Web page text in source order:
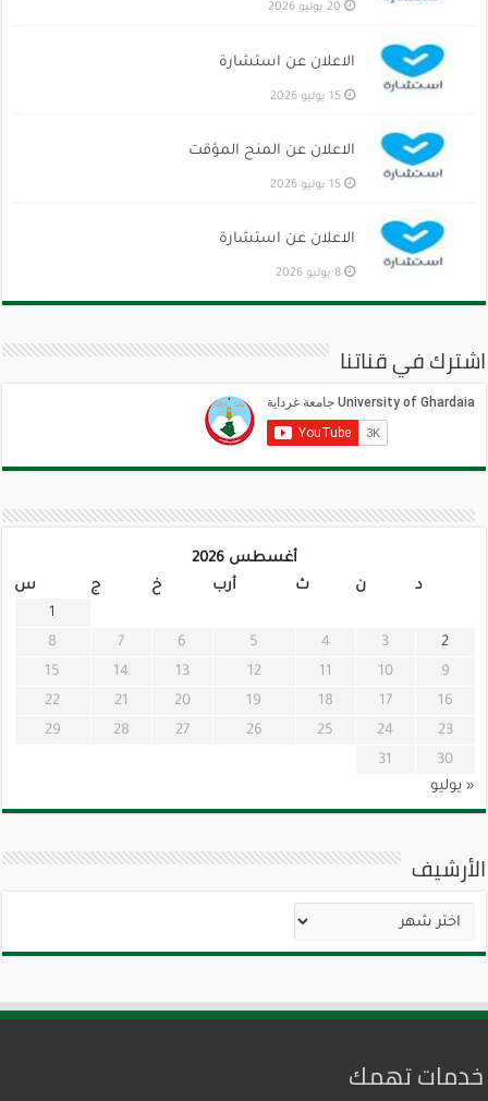
20 يوليو 2026
الاعلان عن استشارة
15 يوليو 2026
الاعلان عن المنح المؤقت
15 يوليو 2026
الاعلان عن استشارة
8 يوليو 2026
اشترك في قناتنا
أغسطس 2026
د
ن ث أرب خ ج
س
1
2
3
4
5
6
7
8
9
10
11
12
13
14
15
16
17
18
19
20
21
22
23
24
25
26
27
28
29
30
31
« يوليو
الأرشيف
الأرشيف
خدمات تهمك